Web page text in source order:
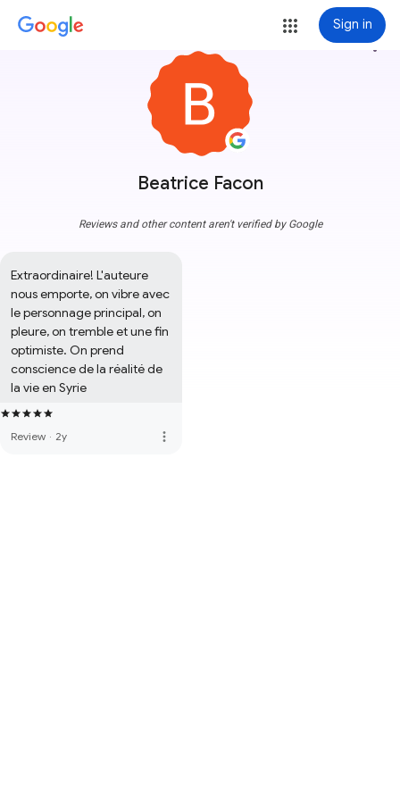
Sign in
Beatrice Facon
more_vert
Reviews and other content aren't verified by Google
Extraordinaire! L'auteure
nous emporte, on vibre avec
le personnage principal, on
pleure, on tremble et une fin
optimiste. On prend
conscience de la réalité de
la vie en Syrie
Review · 2y more_vert